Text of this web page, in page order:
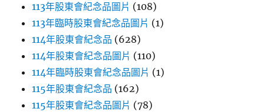
113年股東會紀念品圖片 (108)
113年臨時股東會紀念品圖片 (1)
114年股東會紀念品 (628)
114年股東會紀念品圖片 (110)
114年臨時股東會紀念品圖片 (1)
115年股東會紀念品 (162)
115年股東會紀念品圖片 (78)